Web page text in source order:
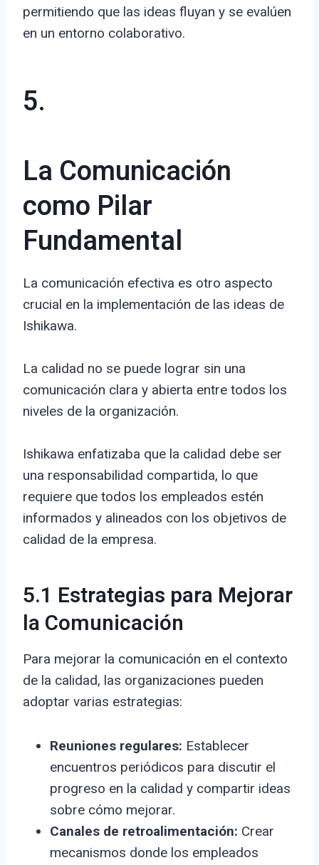
permitiendo que las ideas fluyan y se evalúen
en un entorno colaborativo.
5.
La Comunicación
como Pilar
Fundamental
La comunicación efectiva es otro aspecto
crucial en la implementación de las ideas de
Ishikawa.
La calidad no se puede lograr sin una
comunicación clara y abierta entre todos los
niveles de la organización.
Ishikawa enfatizaba que la calidad debe ser
una responsabilidad compartida, lo que
requiere que todos los empleados estén
informados y alineados con los objetivos de
calidad de la empresa.
5.1 Estrategias para Mejorar
la Comunicación
Para mejorar la comunicación en el contexto
de la calidad, las organizaciones pueden
adoptar varias estrategias:
Reuniones regulares: Establecer
encuentros periódicos para discutir el
progreso en la calidad y compartir ideas
sobre cómo mejorar.
Canales de retroalimentación: Crear
mecanismos donde los empleados